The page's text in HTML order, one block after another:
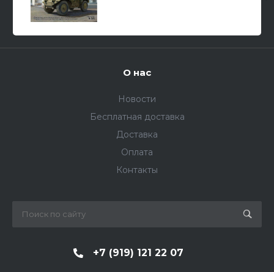
О нас
Новости
Бесплатная доставка
Доставка
Оплата
Контакты
+7 (919) 121 22 07